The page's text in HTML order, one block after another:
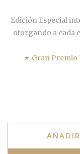
Edición Especial
otorgando a cada
★ Gran Premio